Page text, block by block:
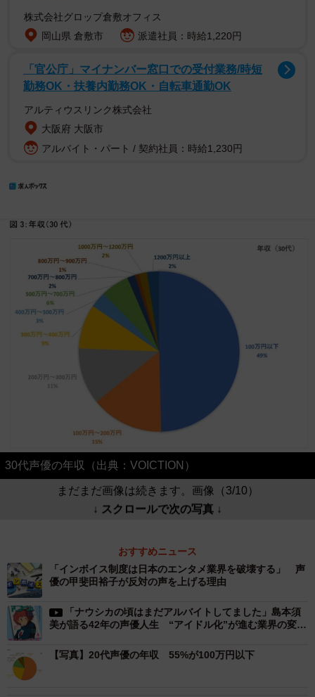
株式会社グロップ倉敷オフィス
岡山県 倉敷市
派遣社員：時給1,220円
「官公庁」マイナンバー窓口での受付業務/時短
勤務OK・扶養内勤務OK・自転車通勤OK
アルティウスリンク株式会社
大阪府 大阪市
アルバイト・パート / 契約社員：時給1,230円
30代声優の年収（出典：VOICTION）
まだまだ画像は続きます。画像（3/10）
↓ スクロールで次の写真 ↓
おすすめニュース
「インボイス制度は日本のエンタメ業界を破壊する」 声
優の甲斐田裕子が反対の声を上げる理由
「ナウシカの頃はまだアルバイトしてました」島本須
美が語る42年の声優人生 “アイドル化”が進む業界の変化
【写真】20代声優の年収 55%が100万円以下